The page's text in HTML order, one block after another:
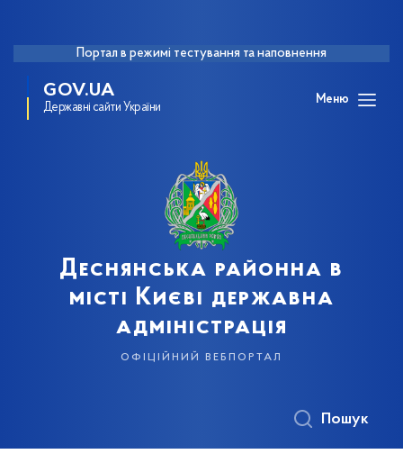
Портал в режимі тестування та наповнення
GOV.UA
Державні сайти України
Меню
Деснянська районна в
місті Києві державна
адміністрація
офіційний вебпортал
Пошук